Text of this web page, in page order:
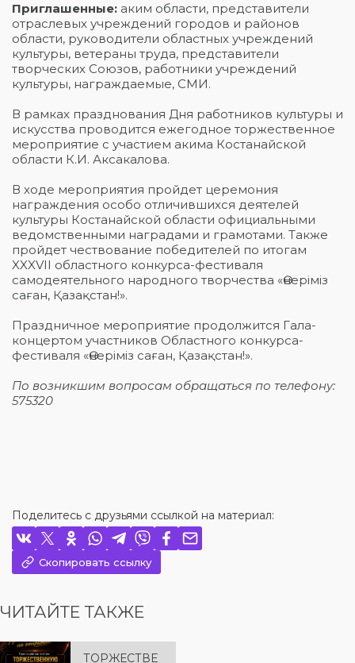
Приглашенные: аким области, представители
отраслевых учреждений городов и районов
области, руководители областных учреждений
культуры, ветераны труда, представители
творческих Союзов, работники учреждений
культуры, награждаемые, СМИ.
В рамках празднования Дня работников культуры и
искусства проводится ежегодное торжественное
мероприятие с участием акима Костанайской
области К.И. Аксакалова.
В ходе мероприятия пройдет церемония
награждения особо отличившихся деятелей
культуры Костанайской области официальными
ведомственными наградами и грамотами. Также
пройдет чествование победителей по итогам
XXXVII областного конкурса-фестиваля
самодеятельного народного творчества «Өнеріміз
саған, Қазақстан!».
Праздничное мероприятие продолжится Гала-
концертом участников Областного конкурса-
фестиваля «Өнеріміз саған, Қазақстан!».
По возникшим вопросам обращаться по телефону:
575320
Поделитесь с друзьями ссылкой на материал:
Скопировать ссылку
ЧИТАЙТЕ ТАКЖЕ
ТОРЖЕСТВЕ